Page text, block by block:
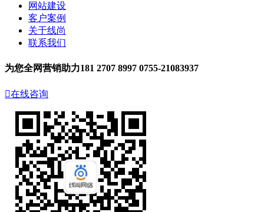
网站建设
客户案例
关于线尚
联系我们
为您全网营销助力181 2707 8997 0755-21083937
在线咨询